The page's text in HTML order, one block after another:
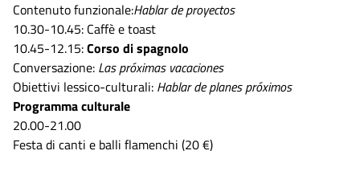
Contenuto funzionale:Hablar de proyectos
10.30-10.45: Caffè e toast
10.45-12.15:Corso di spagnolo
Conversazione: Las próximas vacaciones
Obiettivi lessico-culturali: Hablar de planes próximos
Programma culturale
20.00-21.00
Festa di canti e balli flamenchi (20 €)